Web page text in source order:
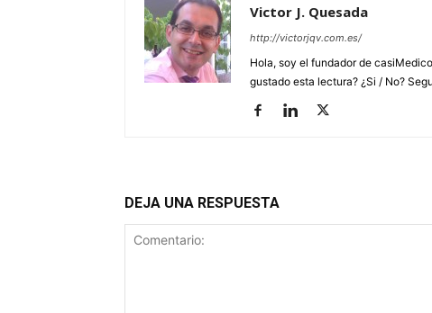
Victor J. Quesada
http://victorjqv.com.es/
Hola, soy el fundador de
gustado esta lectura? ¿Si / No?
DEJA UNA RESPUESTA